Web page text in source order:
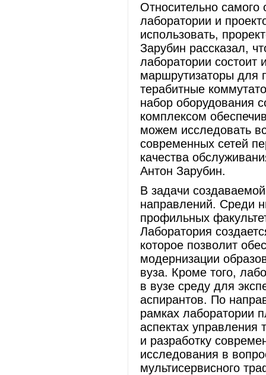
Относительно самого
лаборатории и
использовать,
Зарубин рассказал,
лаборатории состоит
маршрутизаторы для
терабитные
набор оборудования
комплексом
можем исследовать
современных сетей
качества
Антон Зарубин.
В задачи
направлений. Среди
профильных
Лаборатория
которое позволит
модернизации
вуза. Кроме того,
в вузе среду для
аспирантов. По
рамках лаборатории
аспектах управления
и разработку
исследования в
мультисервисного